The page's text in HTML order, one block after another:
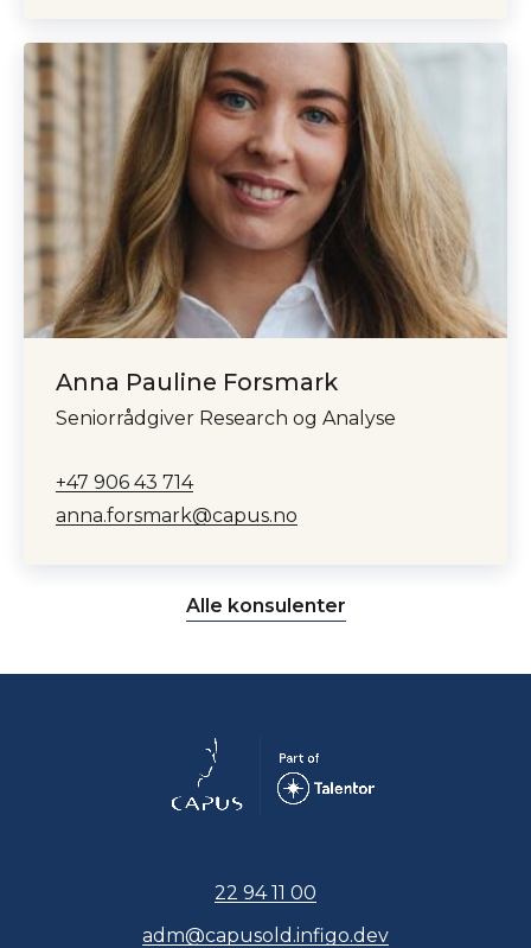
Anna Pauline Forsmark
Seniorrådgiver Research og Analyse
+47 906 43 714
anna.forsmark@capus.no
Alle konsulenter
22 94 11 00
adm@capusold.infigo.dev